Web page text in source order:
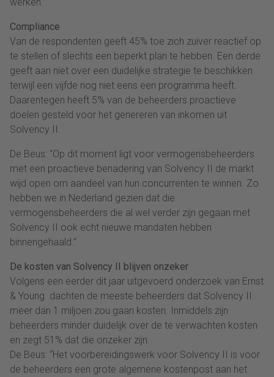
Compliance
Van de respondenten geeft 45% toe zich zuiver reactief op
te stellen of slechts een beperkt plan te hebben. Een derde
geeft aan niet over een duidelijke strategie te beschikken
terwijl een vijfde nog niet eens een programma heeft.
Daarentegen heeft 5% van de beheerders proactieve
doelen gesteld voor het genereren van inkomen uit
Solvency II.
De Beus: “Op dit moment ligt voor vermogensbeheerders
met een proactieve benadering van Solvency II de markt
wijd open om aandeel van hun concurrenten te winnen. Zo
hebben we in Nederland gezien dat die
vermogensbeheerders die al wel verder zijn gegaan met
Solvency II ook echt nieuwe mandaten hebben
binnengehaald.”
De kosten van Solvency II blijven onzeker
Volgens een eerder dit jaar uitgevoerd onderzoek van Ernst
& Young dachten de meeste beheerders dat Solvency II
meer dan 1 miljoen zou gaan kosten. Inmiddels zijn
beheerders minder duidelijk over de te verwachten kosten
en zegt 51% dat die onzeker zijn.
De Beus: “Het voorbereidingswerk voor Solvency II is voor
de beheerders een grote algemene kostenpost aan het